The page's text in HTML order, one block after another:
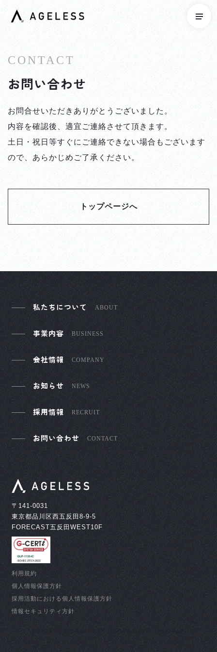
CONTACT
お問い合わせ
お問合せいただきありがとうございました。
内容を確認後、適宜ご連絡させて頂きます。
土日・祝日等すぐにご連絡できない場合もございます
ので、あらかじめご了承ください。
トップページへ
私たちについて ABOUT
事業内容 BUSINESS
会社情報 COMPANY
お知らせ NEWS
採用情報 RECRUIT
お問い合わせ CONTACT
〒141-0031
東京都品川区西五反田8-9-5
FORECAST五反田WEST10F
利用規約
個人情報保護方針
採用活動における個人情報保護方針
情報セキュリティ方針
©︎2022-2025, AGELESS Inc. All rights reserved.